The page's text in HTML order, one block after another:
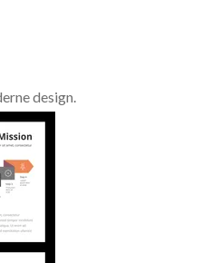
design.